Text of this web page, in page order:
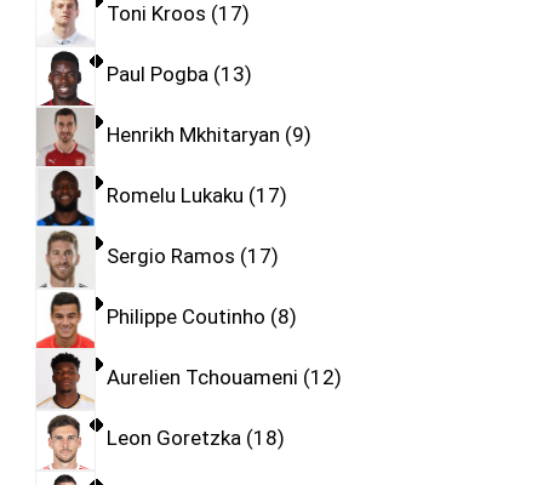
Toni Kroos 17
Paul Pogba 13
Henrikh Mkhitaryan 9
Romelu Lukaku 17
Sergio Ramos 17
Philippe Coutinho 8
Aurelien Tchouameni 12
Leon Goretzka 18